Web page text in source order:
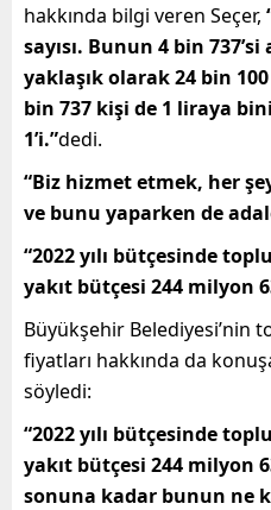
hakkında bilgi veren Seçer,
sayısı. Bunun 4 bin
yaklaşık olarak 24 bin
bin 737 kişi de 1 liraya
1’i.”dedi.
“Biz hizmet etmek, her
ve bunu yaparken de
“2022 yılı bütçesinde
yakıt bütçesi 244 milyon
Büyükşehir Belediyesi’nin
fiyatları hakkında da
söyledi:
“2022 yılı bütçesinde
yakıt bütçesi 244 milyon
sonuna kadar bunun ne